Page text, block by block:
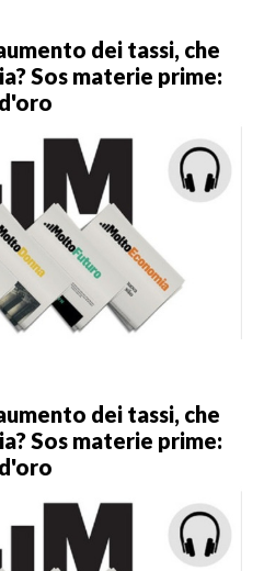
dei tassi, che
Sos materie prime:
dei tassi, che
Sos materie prime: